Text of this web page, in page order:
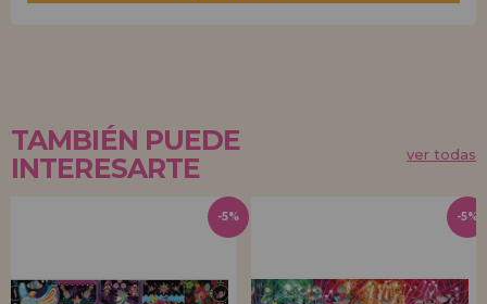
TAMBIÉN PUEDE
INTERESARTE
ver todas
-5% -5%